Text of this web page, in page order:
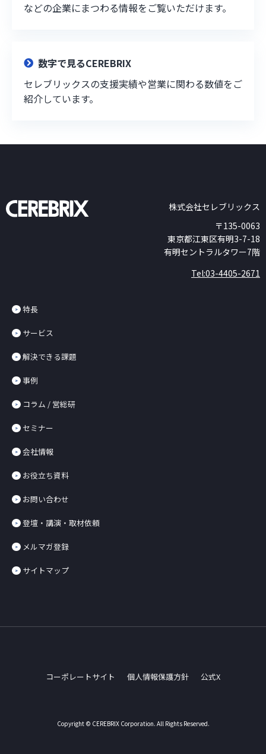
などの企業にまつわる情報をご覧いただけます。
数字で見るCEREBRIX
セレブリックスの支援実績や営業に関わる数値をご
紹介しています。
株式会社セレブリックス
〒135-0063
東京都江東区有明3-7-18
有明セントラルタワー7階
Tel:03-4405-2671
特長
サービス
解決できる課題
事例
コラム / 営総研
セミナー
会社情報
お役立ち資料
お問い合わせ
登壇・講演・取材依頼
メルマガ登録
サイトマップ
Copyright © CEREBRIX Corporation. All Rights Reserved.
コーポレートサイト 個人情報保護方針 公式X